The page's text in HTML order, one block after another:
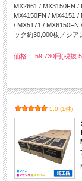
MX2661 / MX3150FN /
MX4150FN / MX4151 /
/ MX5171 /
ック約30,000枚／シ
価格： 59,730円(税抜
5.0 (1件)